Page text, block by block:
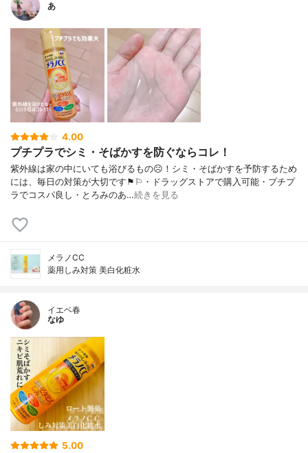
あ
4.00
プチプラでシミ・そばかすを防ぐならコレ！
紫外線は家の中にいても浴びるもの☹︎！シミ・そばかすを予防するため
には、毎日の対策が大切です⚑︎⚐︎・ドラッグストアで購入可能・プチプ
ラでコスパ良し・とろみのあ…続きを見る
メラノCC
薬用しみ対策 美白化粧水
イエベ春
なゆ
5.00